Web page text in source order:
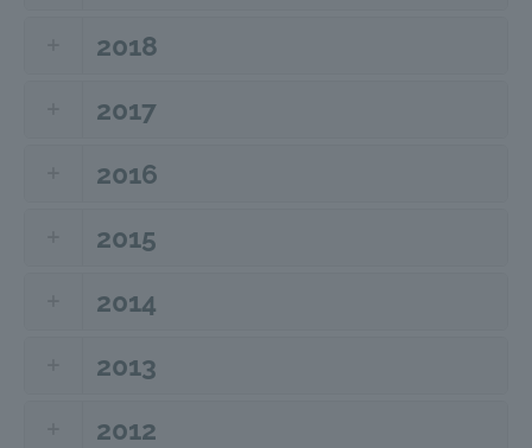
2018
2017
2016
2015
2014
2013
2012